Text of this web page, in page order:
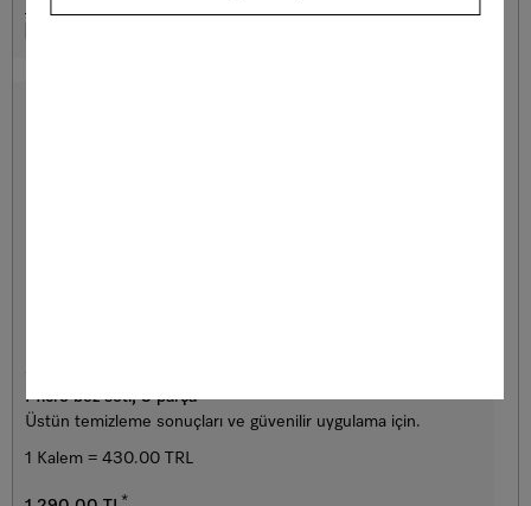
Micro bez seti, 3 parça
Üstün temizleme sonuçları ve güvenilir uygulama için.
1 Kalem = 430.00 TRL
*